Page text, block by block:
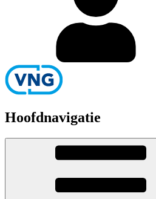
Hoofdnavigatie